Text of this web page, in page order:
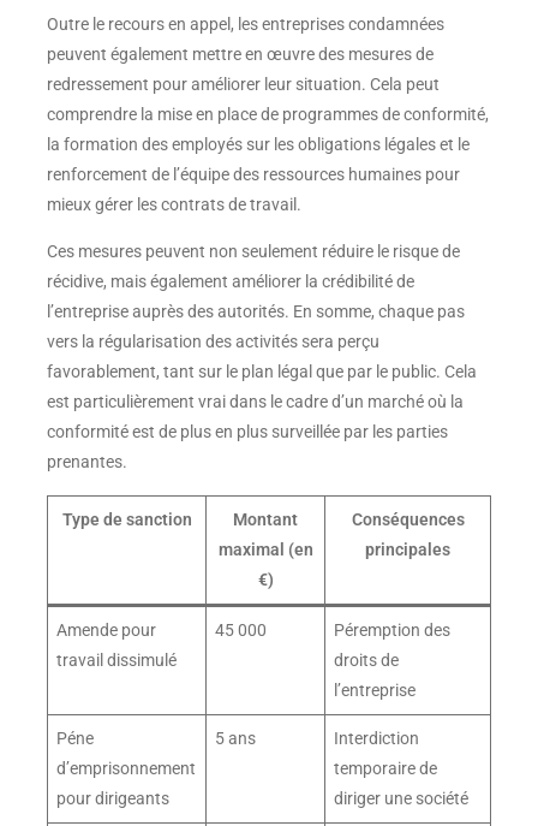
Outre le recours en appel, les entreprises condamnées
peuvent également mettre en œuvre des mesures de
redressement pour améliorer leur situation. Cela peut
comprendre la mise en place de programmes de conformité,
la formation des employés sur les obligations légales et le
renforcement de l’équipe des ressources humaines pour
mieux gérer les contrats de travail.
Ces mesures peuvent non seulement réduire le risque de
récidive, mais également améliorer la crédibilité de
l’entreprise auprès des autorités. En somme, chaque pas
vers la régularisation des activités sera perçu
favorablement, tant sur le plan légal que par le public. Cela
est particulièrement vrai dans le cadre d’un marché où la
conformité est de plus en plus surveillée par les parties
prenantes.
Type de sanction
Montant
maximal (en
€)
Conséquences
principales
Amende pour
travail dissimulé
45 000
Péremption des
droits de
l’entreprise
Péne
d’emprisonnement
pour dirigeants
5 ans
Interdiction
temporaire de
diriger une société